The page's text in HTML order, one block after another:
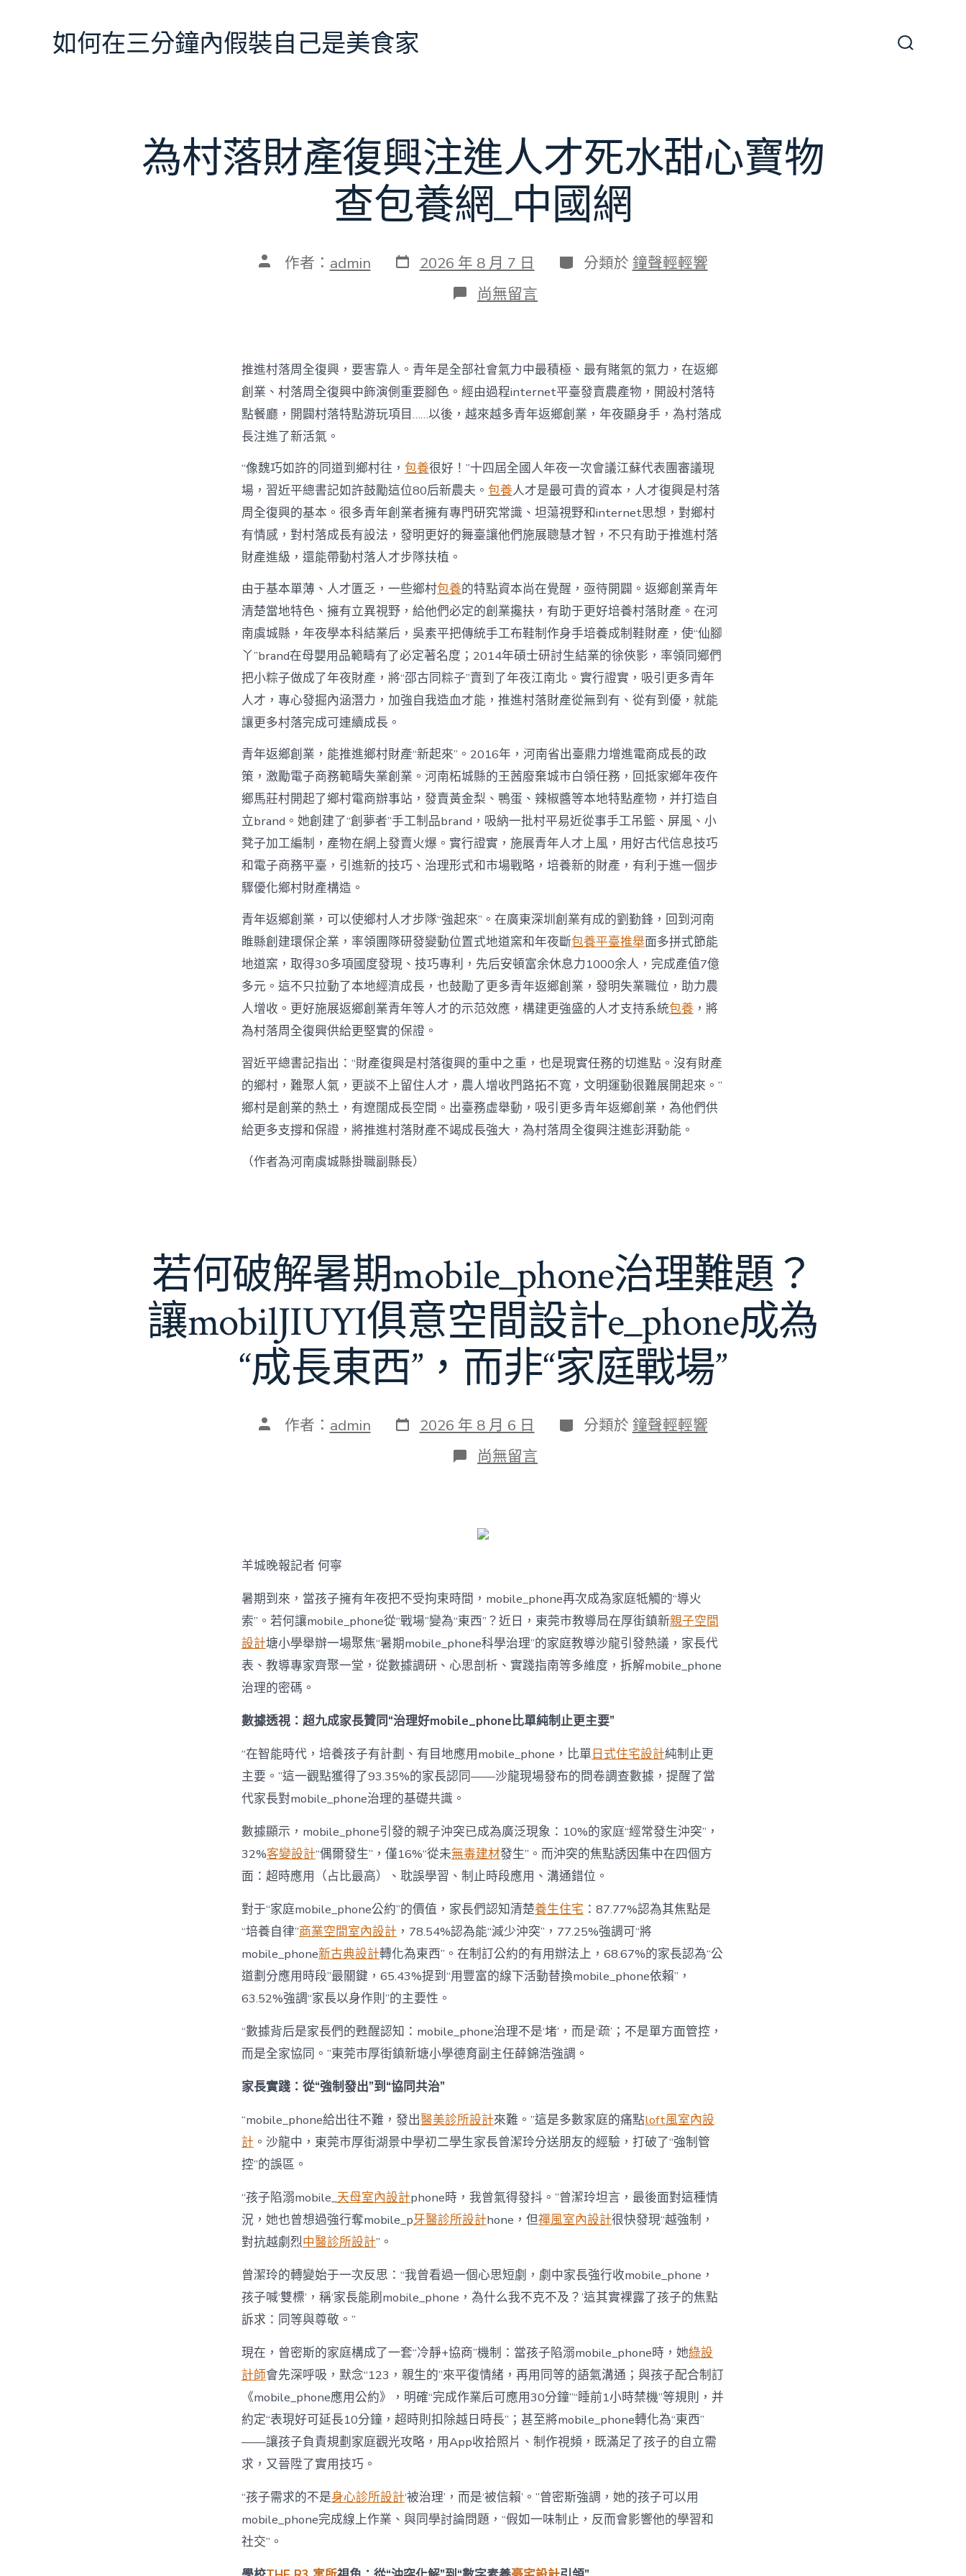
如何在三分鐘內假裝自己是美食家
為村落財產復興注進人才死水甜心寶物
查包養網_中國網
文 作者： admin 發
表
2026 年 8 月 7 日 分
類
分類於 鐘聲輕輕響
在
〈為
產
復
興
注
進
死
水
甜
心
寶
物
養
網
_
中
國
網〉
中
尚無留言
推進村落周全復興，要害靠人。青年是全部社會氣力中最積極、最有賭氣的氣力，在返鄉
創業、村落周全復興中飾演側重要腳色。經由過程internet平臺發賣農產物，開設村落特
點餐廳，開闢村落特點游玩項目……以後，越來越多青年返鄉創業，年夜顯身手，為村落成
長注進了新活氣。
“像魏巧如許的同道到鄉村往， 包養很好！”十四屆全國人年夜一次會議江蘇代表團審議現
場，習近平總書記如許鼓勵這位80后新農夫。 包養人才是最可貴的資本，人才復興是村落
周全復興的基本。很多青年創業者擁有專門研究常識、坦蕩視野和internet思想，對鄉村
有情感，對村落成長有設法，發明更好的舞臺讓他們施展聰慧才智，不只有助于推進村落
財產進級，還能帶動村落人才步隊扶植。
由于基本單薄、人才匱乏，一些鄉村包養的特點資本尚在覺醒，亟待開闢。返鄉創業青年
清楚當地特色、擁有立異視野，給他們必定的創業攙扶，有助于更好培養村落財產。在河
南虞城縣，年夜學本科結業后，吳素平把傳統手工布鞋制作身手培養成制鞋財產，使“仙腳
丫”brand在母嬰用品範疇有了必定著名度；2014年碩士研討生結業的徐俠影，率領同鄉們
把小粽子做成了年夜財產，將“邵古同粽子”賣到了年夜江南北。實行證實，吸引更多青年
人才，專心發掘內涵潛力，加強自我造血才能，推進村落財產從無到有、從有到優，就能
讓更多村落完成可連續成長。
青年返鄉創業，能推進鄉村財產“新起來”。2016年，河南省出臺鼎力增進電商成長的政
策，激勵電子商務範疇失業創業。河南柘城縣的王茜廢棄城市白領任務，回抵家鄉年夜仵
鄉馬莊村開起了鄉村電商辦事站，發賣黃金梨、鴨蛋、辣椒醬等本地特點產物，并打造自
立brand。她創建了“創夢者”手工制品brand，吸納一批村平易近從事手工吊籃、屏風、小
凳子加工編制，產物在網上發賣火爆。實行證實，施展青年人才上風，用好古代信息技巧
和電子商務平臺，引進新的技巧、治理形式和市場戰略，培養新的財產，有利于進一個步
驟優化鄉村財產構造。
青年返鄉創業，可以使鄉村人才步隊“強起來”。在廣東深圳創業有成的劉勤鋒，回到河南
睢縣創建環保企業，率領團隊研發變動位置式地道窯和年夜斷包養平臺推舉面多拼式節能
地道窯，取得30多項國度發現、技巧專利，先后安頓富余休息力1000余人，完成產值7億
多元。這不只拉動了本地經濟成長，也鼓勵了更多青年返鄉創業，發明失業職位，助力農
人增收。更好施展返鄉創業青年等人才的示范效應，構建更強盛的人才支持系統包養 ，將
為村落周全復興供給更堅實的保證。
習近平總書記指出：“財產復興是村落復興的重中之重，也是現實任務的切進點。沒有財產
的鄉村，難聚人氣，更談不上留住人才，農人增收門路拓不寬，文明運動很難展開起來。”
鄉村是創業的熱土，有遼闊成長空間。出臺務虛舉動，吸引更多青年返鄉創業，為他們供
給更多支撐和保證，將推進村落財產不竭成長強大，為村落周全復興注進彭湃動能。
（作者為河南虞城縣掛職副縣長）
若何破解暑期mobile_phone治理難題？
讓mobilJIUYI俱意空間設計e_phone成為
“成長東西”，而非“家庭戰場”
文 作者： admin 發
表
2026 年 8 月 6 日 分
類
分類於 鐘聲輕輕響
在
〈若
暑
期
難
題？
讓
mobilJIUYI
俱
意
設
計
成
為
“成
西”，
而
非
“家
庭
戰
場”〉
中
尚無留言
羊城晚報記者 何寧
暑期到來，當孩子擁有年夜把不受拘束時間，mobile_phone再次成為家庭牴觸的“導火
索”。若何讓mobile_phone從“戰場”變為“東西”？近日，東莞市教導局在厚街鎮新親子空間
設計塘小學舉辦一場聚焦“暑期mobile_phone科學治理”的家庭教導沙龍引發熱議，家長代
表、教導專家齊聚一堂，從數據調研、心思剖析、實踐指南等多維度，拆解mobile_phone
治理的密碼。
數據透視：超九成家長贊同“治理好mobile_phone比單純制止更主要”
“在智能時代，培養孩子有計劃、有目地應用mobile_phone，比單日式住宅設計純制止更
主要。”這一觀點獲得了93.35%的家長認同——沙龍現場發布的問卷調查數據，提醒了當
代家長對mobile_phone治理的基礎共識。
數據顯示，mobile_phone引發的親子沖突已成為廣泛現象：10%的家庭“經常發生沖突”，
32%客變設計“偶爾發生”，僅16%“從未無毒建材發生”。而沖突的焦點誘因集中在四個方
面：超時應用（占比最高）、耽誤學習、制止時段應用、溝通錯位。
對于“家庭mobile_phone公約”的價值，家長們認知清楚養生住宅 ：87.77%認為其焦點是
“培養自律”商業空間室內設計 ，78.54%認為能“減少沖突”，77.25%強調可“將
mobile_phone新古典設計轉化為東西”。在制訂公約的有用辦法上，68.67%的家長認為“公
道劃分應用時段”最關鍵，65.43%提到“用豐富的線下活動替換mobile_phone依賴”，
63.52%強調“家長以身作則”的主要性。
“數據背后是家長們的甦醒認知：mobile_phone治理不是‘堵’，而是‘疏’；不是單方面管控，
而是全家協同。”東莞市厚街鎮新塘小學德育副主任薛錦浩強調。
家長實踐：從“強制發出”到“協同共治”
“mobile_phone給出往不難，發出醫美診所設計來難。”這是多數家庭的痛點loft風室內設
計 。沙龍中，東莞市厚街湖景中學初二學生家長曾潔玲分送朋友的經驗，打破了“強制管
控”的誤區。
“孩子陷溺mobile_天母室內設計phone時，我曾氣得發抖。”曾潔玲坦言，最後面對這種情
況，她也曾想過強行奪mobile_p牙醫診所設計hone，但禪風室內設計很快發現“越強制，
對抗越劇烈中醫診所設計”。
曾潔玲的轉變始于一次反思：“我曾看過一個心思短劇，劇中家長強行收mobile_phone，
孩子喊‘雙標’，稱‘家長能刷mobile_phone，為什么我不克不及？’這其實裸露了孩子的焦點
訴求：同等與尊敬。”
現在，曾密斯的家庭構成了一套“冷靜+協商”機制：當孩子陷溺mobile_phone時，她綠設
計師會先深呼吸，默念“123，親生的”來平復情緒，再用同等的語氣溝通；與孩子配合制訂
《mobile_phone應用公約》，明確“完成作業后可應用30分鐘”“睡前1小時禁機”等規則，并
約定“表現好可延長10分鐘，超時則扣除越日時長”；甚至將mobile_phone轉化為“東西”
——讓孩子負責規劃家庭觀光攻略，用App收拾照片、制作視頻，既滿足了孩子的自立需
求，又晉陞了實用技巧。
“孩子需求的不是身心診所設計‘被治理’，而是‘被信賴’。”曾密斯強調，她的孩子可以用
mobile_phone完成線上作業、與同學討論問題，“假如一味制止，反而會影響他的學習和
社交”。